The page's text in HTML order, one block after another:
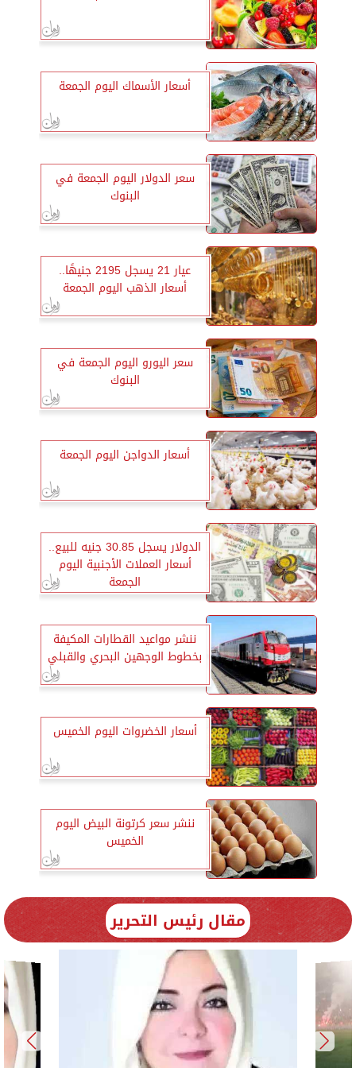
أسعار الأسماك اليوم الجمعة
سعر الدولار اليوم الجمعة في
البنوك
عيار 21 يسجل 2195 جنيهًا..
أسعار الذهب اليوم الجمعة
سعر اليورو اليوم الجمعة في
البنوك
أسعار الدواجن اليوم الجمعة
الدولار يسجل 30.85 جنيه للبيع..
أسعار العملات الأجنبية اليوم
الجمعة
ننشر مواعيد القطارات المكيفة
بخطوط الوجهين البحري والقبلي
أسعار الخضروات اليوم الخميس
ننشر سعر كرتونة البيض اليوم
الخميس
مقال رئيس التحرير